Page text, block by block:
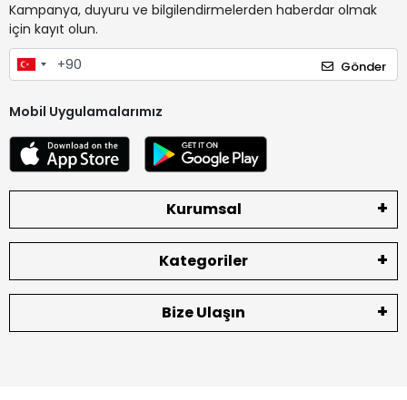
Kampanya, duyuru ve bilgilendirmelerden haberdar olmak
için kayıt olun.
Gönder
Mobil Uygulamalarımız
Kurumsal
Kategoriler
Bize Ulaşın